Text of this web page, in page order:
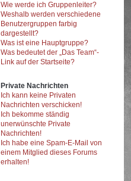
Wie werde ich Gruppenleiter?
Weshalb werden verschiedene
Benutzergruppen farbig
dargestellt?
Was ist eine Hauptgruppe?
Was bedeutet der „Das Team“-
Link auf der Startseite?
Private Nachrichten
Ich kann keine Privaten
Nachrichten verschicken!
Ich bekomme ständig
unerwünschte Private
Nachrichten!
Ich habe eine Spam-E-Mail von
einem Mitglied dieses Forums
erhalten!